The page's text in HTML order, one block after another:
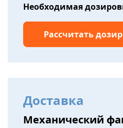
Необходимая
Доставка
Механический